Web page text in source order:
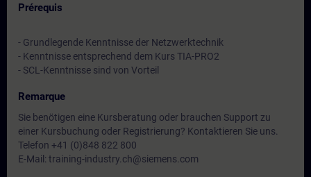
Prérequis
- Grundlegende Kenntnisse der Netzwerktechnik
- Kenntnisse entsprechend dem Kurs TIA-PRO2
- SCL-Kenntnisse sind von Vorteil
Remarque
Sie benötigen eine Kursberatung oder brauchen Support zu
einer Kursbuchung oder Registrierung? Kontaktieren Sie uns.
Telefon +41 (0)848 822 800
E-Mail: training-industry.ch@siemens.com